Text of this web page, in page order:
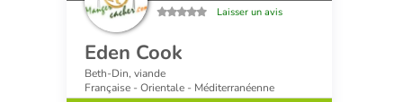
Laisser un avis
Eden Cook
Beth-Din, viande
Française - Orientale - Méditerranéenne